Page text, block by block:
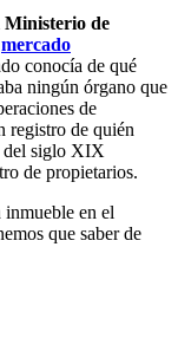
Ministerio de
mercado
conocía de qué
ningún órgano que
de
registro de quién
del siglo XIX
de propietarios.
en el
que saber de